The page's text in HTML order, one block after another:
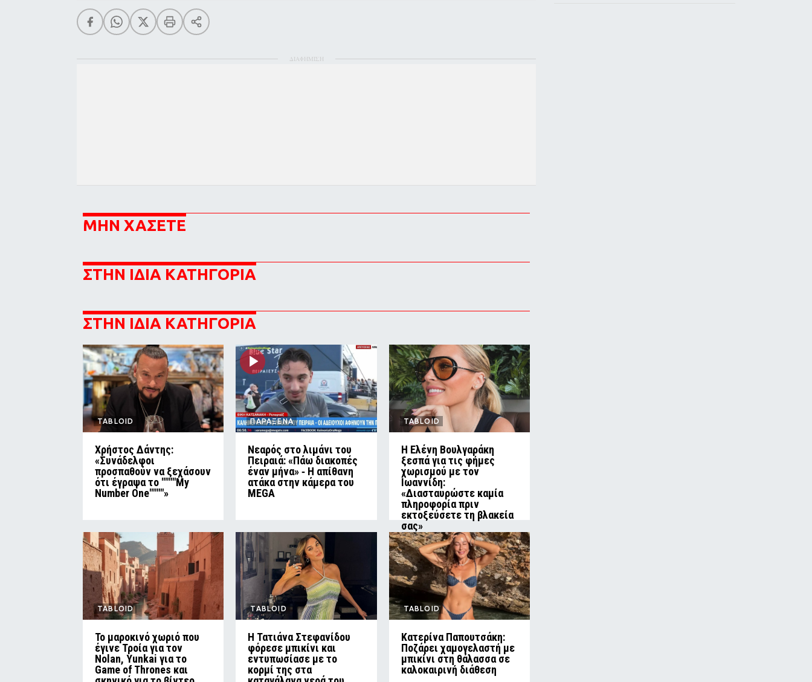
ΔΙΑΦΗΜΙΣΗ
ΜΗΝ ΧΑΣΕΤΕ
ΣΤΗΝ ΙΔΙΑ ΚΑΤΗΓΟΡΙΑ
ΣΤΗΝ ΙΔΙΑ ΚΑΤΗΓΟΡΙΑ
TABLOID
Χρήστος Δάντης:
«Συνάδελφοι
προσπαθούν να ξεχάσουν
ότι έγραψα το """"My
Number One""""»
ΠΑΡΑΞΕΝΑ
Νεαρός στο λιμάνι του
Πειραιά: «Πάω διακοπές
έναν μήνα» ‑ Η απίθανη
ατάκα στην κάμερα του
MEGA
TABLOID
Η Ελένη Βουλγαράκη
ξεσπά για τις φήμες
χωρισμού με τον
Ιωαννίδη:
«Διασταυρώστε καμία
πληροφορία πριν
εκτοξεύσετε τη βλακεία
σας»
TABLOID
Το μαροκινό χωριό που
έγινε Τροία για τον
Nolan, Yunkai για το
Game of Thrones και
TABLOID
Η Τατιάνα Στεφανίδου
φόρεσε μπικίνι και
εντυπωσίασε με το
κορμί της στα
TABLOID
Κατερίνα Παπουτσάκη:
Ποζάρει χαμογελαστή με
μπικίνι στη θάλασσα σε
καλοκαιρινή διάθεση